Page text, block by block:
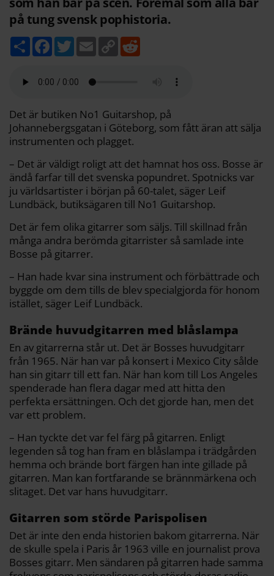
på tung svensk pophistoria.
D
e
F
b
k
T
w
t
E
m
C
o
k
Det är butiken No1 Guitarshop, på
Johannebergsgatan i Göteborg, som fått äran att sälja
instrumenten och plagget.
– Det är väldigt roligt att det hamnat hos oss. Bosse är
ändå farfar till det svenska popundret. Spotnicks var
ju världsartister i början på 60-talet, säger Leif
Lundbäck, butiksägaren till No1 Guitarshop.
Det är fem olika gitarrer som säljs. Till skillnad från
många andra berömda gitarrister så samlade inte
Bosse på gitarrer.
– Han hade kvar sina instrument och förbättrade och
byggde om dem tills de blev specialgjorda för honom
istället, säger Leif Lundbäck.
Brände huvudgitarren med blåslampa
En av gitarrerna står ut. Det är Bosses huvudgitarr
från 1965. När han var på konsert i Mexico City sålde
han sin gitarr till ett fan. När han kom till Los Angeles
spenderade han flera dagar med att hitta den
perfekta ersättningen. Och det gjorde han, men det
var ett problem.
– Han tyckte det var fel färg på gitarren. Enligt
legenden så tog han fram en blåslampa i trädgården
hemma och brände bort färgen han inte gillade på
gitarren. Man kan fortfarande se brännmärkena och
slitaget. Det var hans huvudgitarr.
Gitarren som störde Parispolisen
Det är inte den enda historien bakom gitarrerna. När
de skulle spela i Paris år 1963 ville en journalist prova
Bosses gitarr. Men sändaren på gitarren hade samma